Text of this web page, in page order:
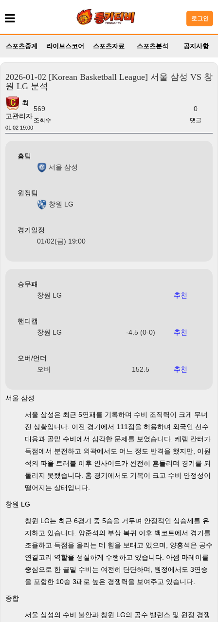
로그인
스포츠중계 라이브스코어 스포츠자료 스포츠분석 공지사항
2026-01-02 [Korean Basketball League] 서울 삼성 VS 창
원 LG 분석
최
고관리자
01.02 19:00
569
조회수
0
댓글
홈팀
서울 삼성
원정팀
창원 LG
경기일정
01/02(금) 19:00
승무패
창원 LG
추천
핸디캡
창원 LG
-4.5 (0-0) 추천
오버/언더
오버
152.5 추천
서울 삼성
서울 삼성은 최근 5연패를 기록하며 수비 조직력이 크게 무너
진 상황입니다. 이전 경기에서 111점을 허용하며 외국인 선수
대응과 골밑 수비에서 심각한 문제를 보였습니다. 케렘 칸터가
득점에서 분전하고 외곽에서도 어느 정도 반격을 했지만, 이원
석의 파울 트러블 이후 인사이드가 완전히 흔들리며 경기를 되
돌리지 못했습니다. 홈 경기에서도 기복이 크고 수비 안정성이
떨어지는 상태입니다.
창원 LG
창원 LG는 최근 6경기 중 5승을 거두며 안정적인 상승세를 유
지하고 있습니다. 양준석의 부상 복귀 이후 백코트에서 경기를
조율하고 득점을 올리는 데 힘을 보태고 있으며, 양홍석은 공수
연결고리 역할을 성실하게 수행하고 있습니다. 아셈 마레이를
중심으로 한 골밑 수비는 여전히 단단하며, 원정에서도 3연승
을 포함한 10승 3패로 높은 경쟁력을 보여주고 있습니다.
종합
서울 삼성의 수비 불안과 창원 LG의 공수 밸런스 및 원정 경쟁